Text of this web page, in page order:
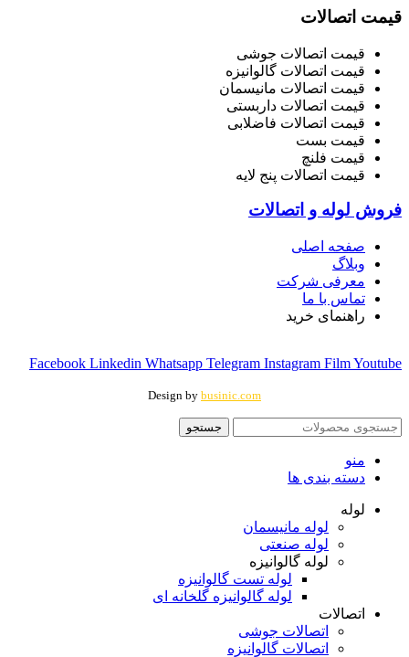
قیمت اتصالات
قیمت اتصالات جوشی
قیمت اتصالات گالوانیزه
قیمت اتصالات مانیسمان
قیمت اتصالات داربستی
قیمت اتصالات فاضلابی
قیمت بست
قیمت فلنچ
قیمت اتصالات پنج لایه
فروش لوله و اتصالات
صفحه اصلی
وبلاگ
معرفی شرکت
تماس با ما
راهنمای خرید
Facebook Linkedin Whatsapp Telegram Instagram FilmYoutube
Design by businic.com
جستجو
منو
دسته بندی ها
لوله
لوله مانیسمان
لوله صنعتی
لوله گالوانیزه
لوله تست گالوانیزه
لوله گالوانیزه گلخانه ای
اتصالات
اتصالات جوشی
اتصالات گالوانیزه